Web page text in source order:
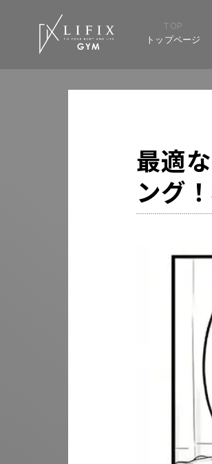
TOP
トップページ
最適
ング